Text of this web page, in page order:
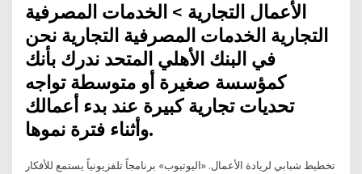
الأعمال التجارية > الخدمات المصرفية
التجارية الخدمات المصرفية التجارية نحن
في البنك الأهلي المتحد ندرك بأنك
كمؤسسة صغيرة أو متوسطة تواجه
تحديات تجارية كبيرة عند بدء أعمالك
وأثناء فترة نموها.
تخطيط شبابي لريادة الأعمال. «اليوتيوب» برنامجاً تلفزيونياً يستمع للأفكار